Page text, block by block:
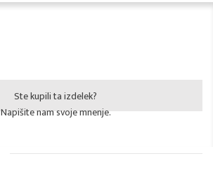
Ste kupili ta izdelek?
Napišite nam svoje mnenje.